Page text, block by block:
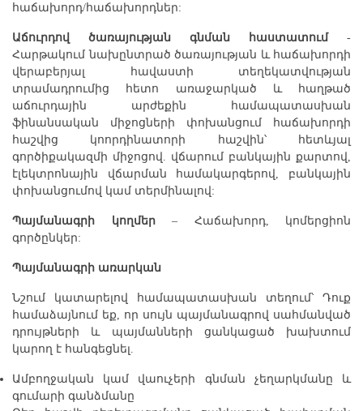
հաճախորդ/հաճախորդներ:
Աճուրդով ծառայության գնման հաստատում-
Հարթակում նախընտրած ծառայության և հաճախորդի
վերաբերյալ հավաստի տեղեկատվության
տրամադրումից հետո առաջարկած և հաղթած
աճուրդային արժեքին համապատասխան
ֆինանսական միջոցների փոխանցում հաճախորդի
հաշվից կոորդինատորի հաշվին՝ հետևյալ
գործիքակազմի միջոցով. վճարում բանկային քարտով,
էլեկտրոնային վճարման համակարգերով, բանկային
փոխանցումով կամ տերմինալով:
Պայմանագրի կողմեր– Հաճախորդ, կոմերցիոն
գործընկեր:
Պայմանագրի առարկան
Նշում կատարելով համապատասխան տեղում՝ Դուք
համաձայնում եք, որ սույն պայմանագրով սահմանված
դրույթների և պայմանների ցանկացած խախտում
կարող է հանգեցնել.
Ամբողջական կամ վաուչերի գնման չեղարկմանը և
գումարի գանձմանը